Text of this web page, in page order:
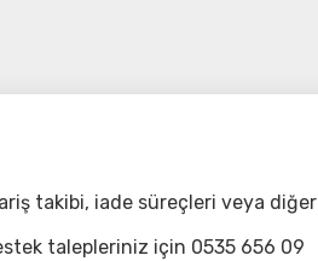
takibi, iade süreçleri veya diğer
talepleriniz için 0535 656 09